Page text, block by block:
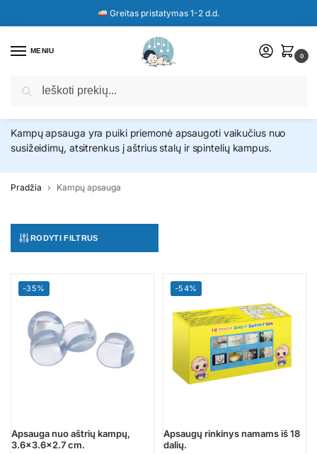
Greitas pristatymas 1-2 d.d.
MENIU
0
Kampų apsauga yra puiki priemonė apsaugoti vaikučius nuo
susižeidimų, atsitrenkus į aštrius stalų ir spintelių kampus.
Pradžia Kampų apsauga
RODYTI FILTRUS
-35%
Apsauga nuo aštrių kampų,
3.6×3.6×2.7 cm.
-54%
Apsaugų rinkinys namams iš 18
dalių.